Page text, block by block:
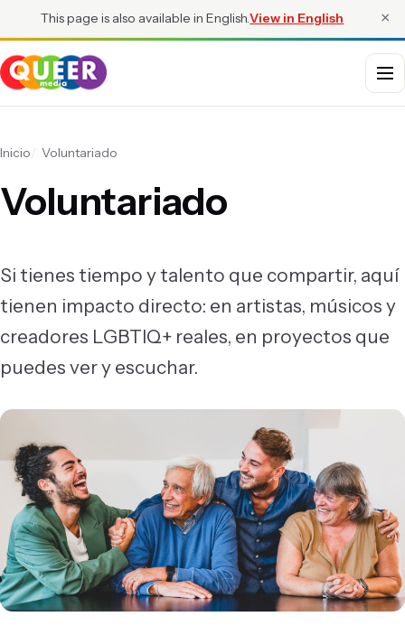
This page is also available in English.View in English ×
Inicio Voluntariado
Voluntariado
Si tienes tiempo y talento que compartir, aquí
tienen impacto directo: en artistas, músicos y
creadores LGBTIQ+ reales, en proyectos que
puedes ver y escuchar.